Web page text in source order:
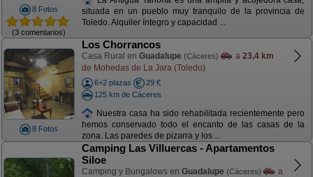
8 Fotos
(3 comentarios)
situada en un pueblo muy tranquilo de la provincia de
Toledo. Alquiler íntegro y capacidad ...
8 Fotos
Los Chorrancos
Casa Rural en Guadalupe (Cáceres) a 23,4 km
de Mohedas de La Jara (Toledo)
6+2 plazas
29 €
125 km de Cáceres
Nuestra casa ha sido rehabilitada recientemente pero
hemos conservado todo el encanto de las casas de la
zona. Las paredes de pizarra y los ...
Camping Las Villuercas - Apartamentos
Siloe
Camping y Bungalows en Guadalupe (Cáceres)
a